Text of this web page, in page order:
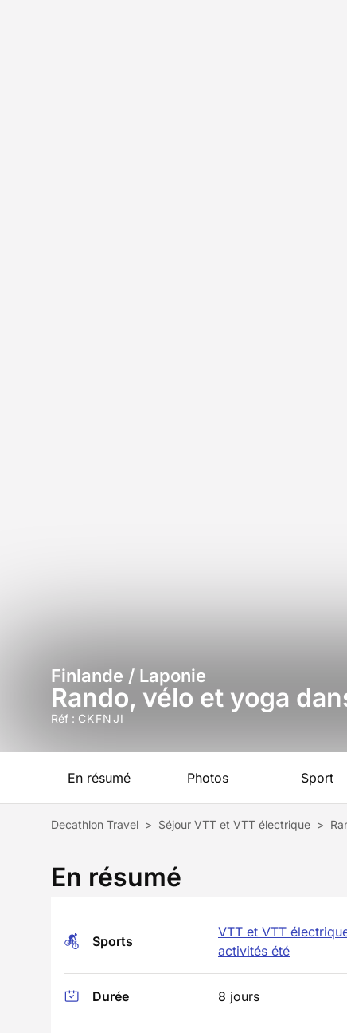
Finlande / Laponie
Rando, vélo et yoga
Réf : CKFNJI
En résumé Photos Sport
Decathlon Travel > Séjour VTT et VTT électrique >
En résumé
Sports
VTT et VTT
activités été
Durée 8 jours